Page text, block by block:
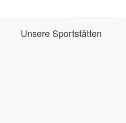
Unsere Sportstätten